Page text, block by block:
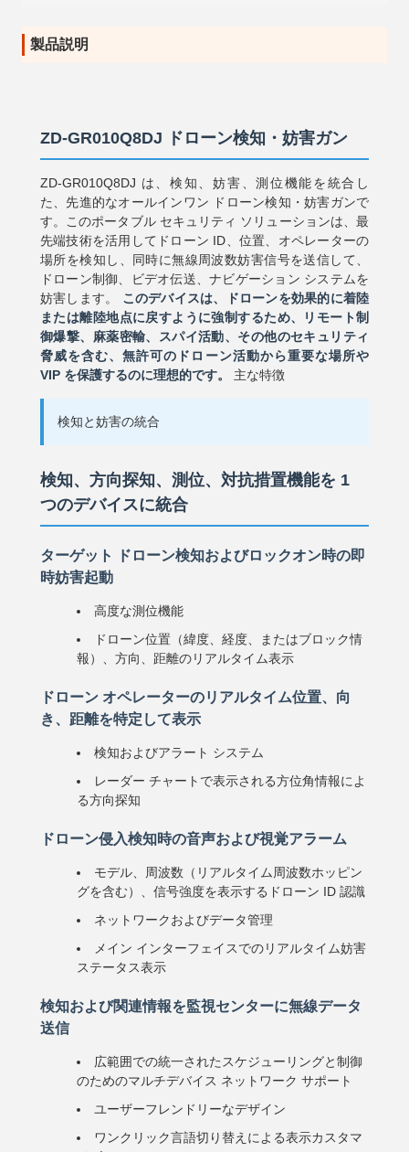
製品説明
ZD-GR010Q8DJ ドローン検知・妨害ガン
ZD-GR010Q8DJ は、検知、妨害、測位機能を統合し
た、先進的なオールインワン ドローン検知・妨害ガンで
す。このポータブル セキュリティ ソリューションは、最
先端技術を活用してドローン ID、位置、オペレーターの
場所を検知し、同時に無線周波数妨害信号を送信して、
ドローン制御、ビデオ伝送、ナビゲーション システムを
妨害します。 このデバイスは、ドローンを効果的に着陸
または離陸地点に戻すように強制するため、リモート制
御爆撃、麻薬密輸、スパイ活動、その他のセキュリティ
脅威を含む、無許可のドローン活動から重要な場所や
VIP を保護するのに理想的です。 主な特徴
検知と妨害の統合
検知、方向探知、測位、対抗措置機能を 1
つのデバイスに統合
ターゲット ドローン検知およびロックオン時の即
時妨害起動
高度な測位機能
ドローン位置（緯度、経度、またはブロック情
報）、方向、距離のリアルタイム表示
ドローン オペレーターのリアルタイム位置、向
き、距離を特定して表示
検知およびアラート システム
レーダー チャートで表示される方位角情報によ
る方向探知
ドローン侵入検知時の音声および視覚アラーム
モデル、周波数（リアルタイム周波数ホッピン
グを含む）、信号強度を表示するドローン ID 認識
ネットワークおよびデータ管理
メイン インターフェイスでのリアルタイム妨害
ステータス表示
検知および関連情報を監視センターに無線データ
送信
広範囲での統一されたスケジューリングと制御
のためのマルチデバイス ネットワーク サポート
ユーザーフレンドリーなデザイン
ワンクリック言語切り替えによる表示カスタマ